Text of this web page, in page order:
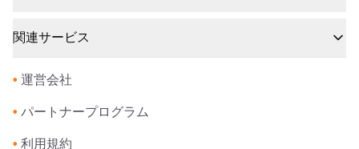
関連サービス
• 運営会社
• パートナープログラム
• 利用規約